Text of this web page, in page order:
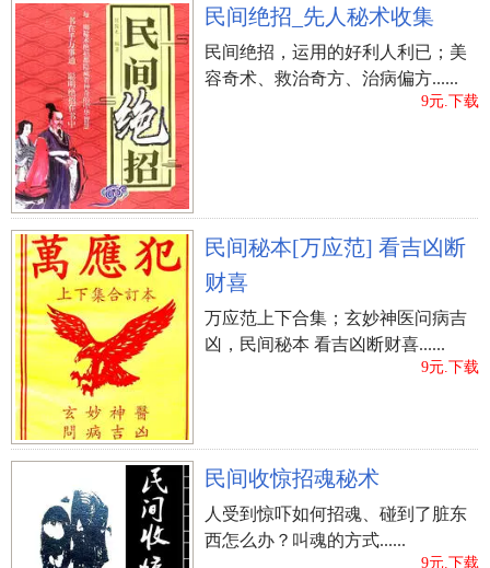
（许文滨）、（许锐 志）、（许波峻）、（许鸿
福）、（许晨潍）、（许敏学）
（许明亮）、（许勃发）、（许琪睿）、（许昊
嘉）、（许涵衍）、（许文石）
（许弘和）、（许刚豪）、（许发扬）、（许天
成）、（许奇伟）、（许博涛）
（许骏逸）、（许宏硕）、（许文耀）、（许博
文）、（许高峯）、（许博瀚）
（许运骏）、（许经亘）、（许弘光）、（许元
基）、（许阳泽）、（许力言）
（许浩博）、（许嘉瑞）、（许翰采）、（许飞
宇）、（许志泽）、（许振华）
（许mc天佑）、（许景行）、（许辰锟）、（许高
原地区）、（许耀眼明珠）、（许昂熙）
（许高逸）、（许弘阔）、（许建木）、（许嘉
纳）、（许建柏）、（许运杰）
（许浩歌）、（许天翰）、（许永望）、（许浩
阔）、（许鸿彩）、（许辰锟）
民间绝招_先人秘术收集
民间绝招，运用的好利人利已；美
容奇术、救治奇方、治病偏方......
9元.下载
民间秘本[万应范] 看吉凶断
财喜
万应范上下合集；玄妙神医问病吉
凶，民间秘本 看吉凶断财喜......
9元.下载
民间收惊招魂秘术
人受到惊吓如何招魂、碰到了脏东
西怎么办？叫魂的方式......
9元.下载